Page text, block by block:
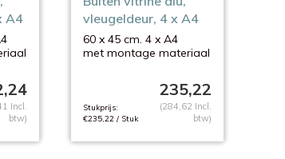
A4
Incl.
btw)
vleugeldeur, 4 x A4
60 x 45 cm. 4 x A4
met montage materiaal
235,22
Stukprijs:
€235,22 / Stuk
(284,62 Incl.
btw)